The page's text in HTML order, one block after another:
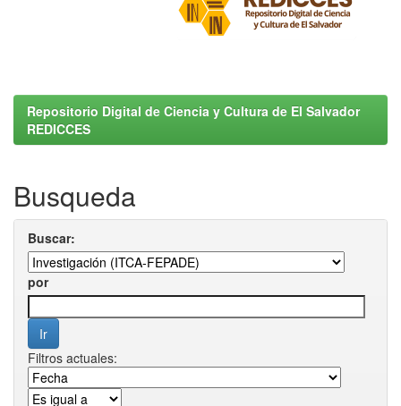
Repositorio Digital de Ciencia y Cultura de El Salvador
REDICCES
Busqueda
Buscar:
por
Filtros actuales: